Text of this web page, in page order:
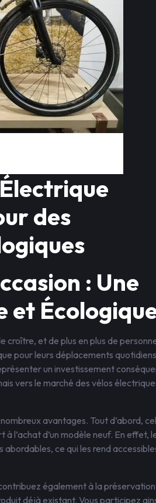
des
: Une
et
croître, et de plus en plus de
pour leurs déplacements
un investissement
vers le marché des vélos
avantages. Tout d’abord,
l’achat d’un modèle neuf. En effet,
ce qui les rend
également à la
déjà existant. Vous participez